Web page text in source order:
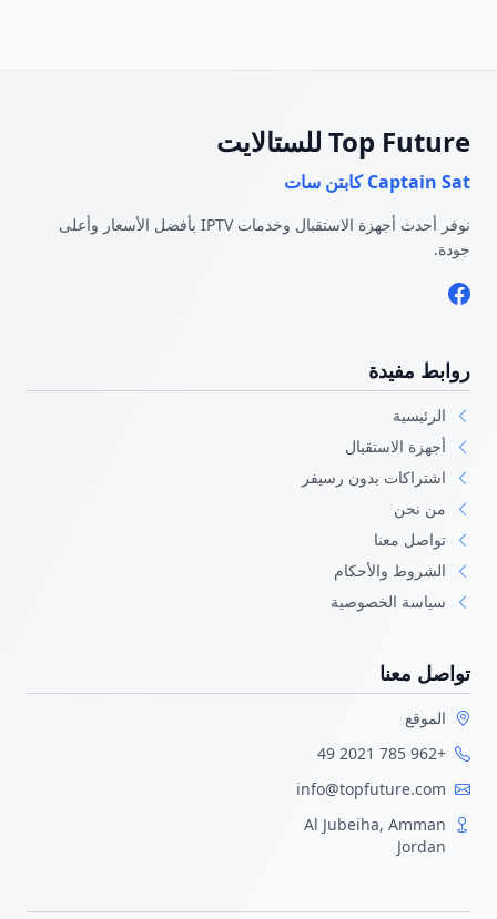
Top Future للستالايت
Captain Sat كابتن سات
نوفر أحدث أجهزة الاستقبال وخدمات IPTV بأفضل الأسعار وأعلى
جودة.
روابط مفيدة
الرئيسية
أجهزة الاستقبال
اشتراكات بدون رسيفر
من نحن
تواصل معنا
الشروط والأحكام
سياسة الخصوصية
تواصل معنا
الموقع
+962 785 2021 49
info@topfuture.com
Al Jubeiha, Amman
Jordan